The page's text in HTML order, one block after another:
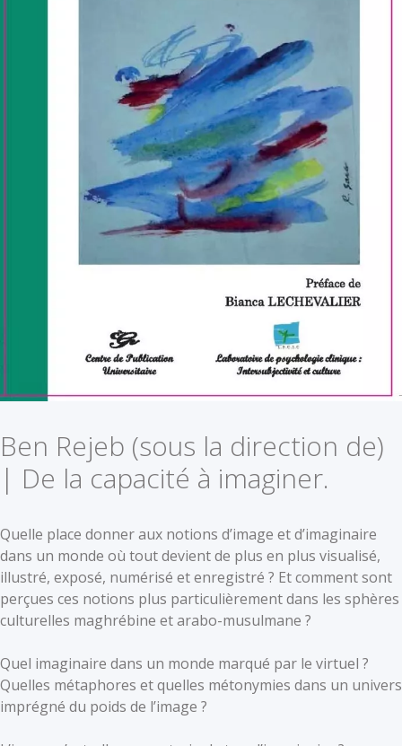
Ben Rejeb (sous la direction de)
| De la capacité à imaginer.
Quelle place donner aux notions d’image et d’imaginaire
dans un monde où tout devient de plus en plus visualisé,
illustré, exposé, numérisé et enregistré ? Et comment sont
perçues ces notions plus particulièrement dans les sphères
culturelles maghrébine et arabo-musulmane ?
Quel imaginaire dans un monde marqué par le virtuel ?
Quelles métaphores et quelles métonymies dans un univers
imprégné du poids de l’image ?